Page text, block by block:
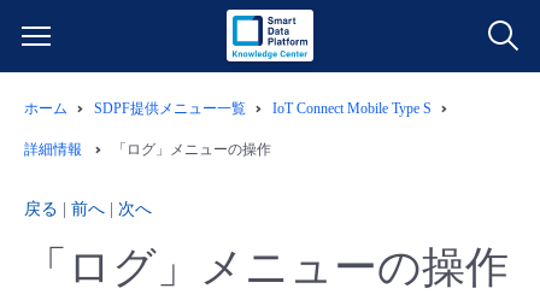
サービス一覧
クラウド/サーバー
データ利活用
料金情報
ホーム SDPF提供メニュー一覧 IoT Connect Mobile Type S
詳細情報 「ログ」メニューの操作
戻る | 前へ | 次へ
「ログ」メニューの操作